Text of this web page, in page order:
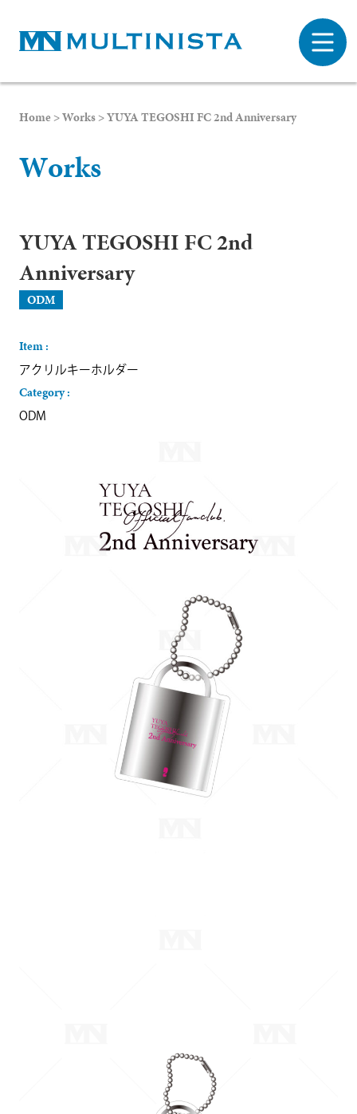
Home>Works>YUYA TEGOSHI FC 2nd Anniversary
Works
YUYA TEGOSHI FC 2nd
Anniversary
ODM
Item :
アクリルキーホルダー
Category :
ODM